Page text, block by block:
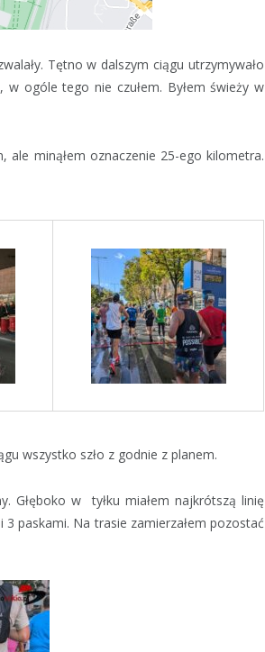
Tętno w dalszym ciągu utrzymywało
ogóle tego nie czułem. Byłem świeży w
ale minąłem oznaczenie 25-ego kilometra.
wszystko szło z godnie z planem.
Głęboko w tyłku miałem najkrótszą linię
paskami. Na trasie zamierzałem pozostać